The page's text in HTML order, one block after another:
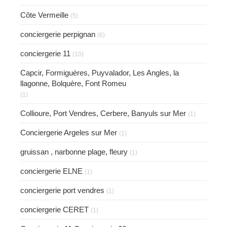
Côte Vermeille (5)
conciergerie perpignan (6)
conciergerie 11 (10)
Capcir, Formiguères, Puyvalador, Les Angles, la
llagonne, Bolquère, Font Romeu
(1)
Collioure, Port Vendres, Cerbere, Banyuls sur Mer (1)
Conciergerie Argeles sur Mer (1)
gruissan , narbonne plage, fleury (1)
conciergerie ELNE (1)
conciergerie port vendres (1)
conciergerie CERET (1)